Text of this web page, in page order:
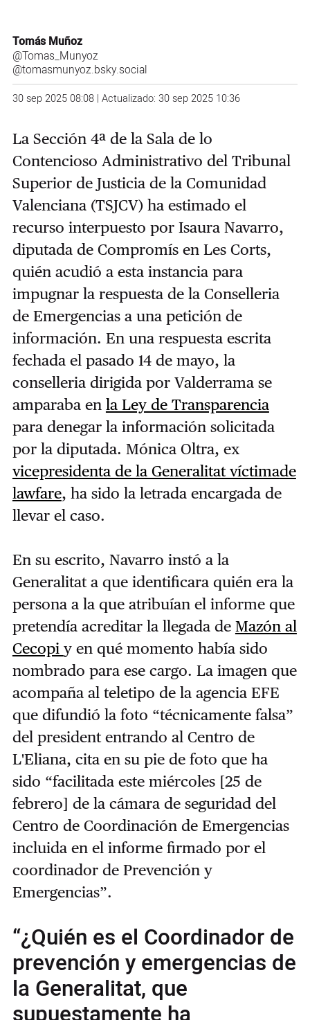
Tomás Muñoz
@Tomas_Munyoz
@tomasmunyoz.bsky.social
30 sep 2025 08:08 | Actualizado: 30 sep 2025 10:36
La Sección 4ª de la Sala de lo
Contencioso Administrativo del Tribunal
Superior de Justicia de la Comunidad
Valenciana (TSJCV) ha estimado el
recurso interpuesto por Isaura Navarro,
diputada de Compromís en Les Corts,
quién acudió a esta instancia para
impugnar la respuesta de la Conselleria
de Emergencias a una petición de
información. En una respuesta escrita
fechada el pasado 14 de mayo, la
conselleria dirigida por Valderrama se
amparaba en la Ley de Transparencia
para denegar la información solicitada
por la diputada. Mónica Oltra, ex
vicepresidenta de la Generalitat víctimade
lawfare, ha sido la letrada encargada de
llevar el caso.
En su escrito, Navarro instó a la
Generalitat a que identificara quién era la
persona a la que atribuían el informe que
pretendía acreditar la llegada de Mazón al
Cecopi y en qué momento había sido
nombrado para ese cargo. La imagen que
acompaña al teletipo de la agencia EFE
que difundió la foto “técnicamente falsa”
del president entrando al Centro de
L'Eliana, cita en su pie de foto que ha
sido “facilitada este miércoles [25 de
febrero] de la cámara de seguridad del
Centro de Coordinación de Emergencias
incluida en el informe firmado por el
coordinador de Prevención y
Emergencias”.
“¿Quién es el Coordinador de
prevención y emergencias de
la Generalitat, que